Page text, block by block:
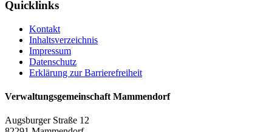
Quicklinks
Kontakt
Inhaltsverzeichnis
Impressum
Datenschutz
Erklärung zur Barrierefreiheit
Verwaltungsgemeinschaft Mammendorf
Augsburger Straße 12